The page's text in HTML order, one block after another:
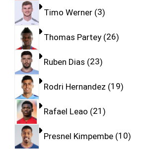
Timo Werner 3
Thomas Partey 26
Ruben Dias 23
Rodri Hernandez 19
Rafael Leao 21
Presnel Kimpembe 10